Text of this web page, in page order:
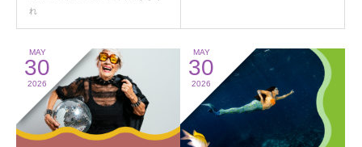
れ
MAY
30
2026
MAY
30
2026